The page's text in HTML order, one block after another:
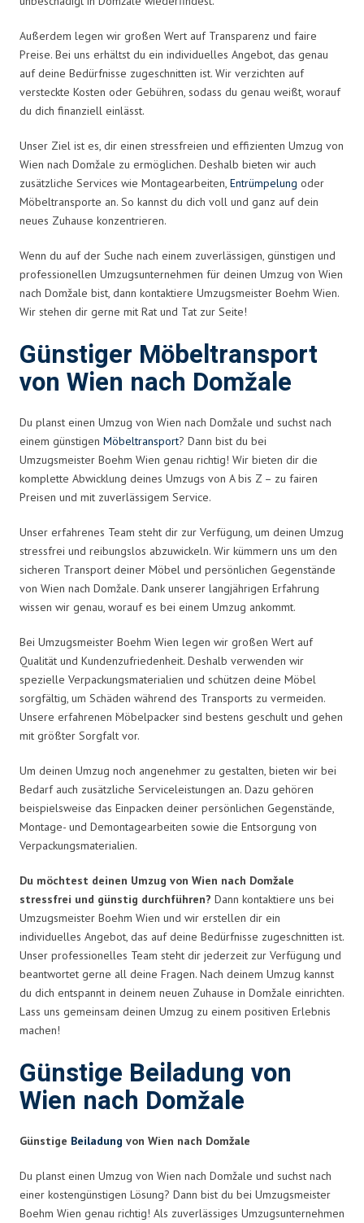
Außerdem legen wir großen Wert auf Transparenz und faire
Preise. Bei uns erhältst du ein individuelles Angebot, das genau
auf deine Bedürfnisse zugeschnitten ist. Wir verzichten auf
versteckte Kosten oder Gebühren, sodass du genau weißt, worauf
du dich finanziell einlässt.
Unser Ziel ist es, dir einen stressfreien und effizienten Umzug von
Wien nach Domžale zu ermöglichen. Deshalb bieten wir auch
zusätzliche Services wie Montagearbeiten, Entrümpelung oder
Möbeltransporte an. So kannst du dich voll und ganz auf dein
neues Zuhause konzentrieren.
Wenn du auf der Suche nach einem zuverlässigen, günstigen und
professionellen Umzugsunternehmen für deinen Umzug von Wien
nach Domžale bist, dann kontaktiere Umzugsmeister Boehm Wien.
Wir stehen dir gerne mit Rat und Tat zur Seite!
Günstiger Möbeltransport
von Wien nach Domžale
Du planst einen Umzug von Wien nach Domžale und suchst nach
einem günstigen Möbeltransport? Dann bist du bei
Umzugsmeister Boehm Wien genau richtig! Wir bieten dir die
komplette Abwicklung deines Umzugs von A bis Z – zu fairen
Preisen und mit zuverlässigem Service.
Unser erfahrenes Team steht dir zur Verfügung, um deinen Umzug
stressfrei und reibungslos abzuwickeln. Wir kümmern uns um den
sicheren Transport deiner Möbel und persönlichen Gegenstände
von Wien nach Domžale. Dank unserer langjährigen Erfahrung
wissen wir genau, worauf es bei einem Umzug ankommt.
Bei Umzugsmeister Boehm Wien legen wir großen Wert auf
Qualität und Kundenzufriedenheit. Deshalb verwenden wir
spezielle Verpackungsmaterialien und schützen deine Möbel
sorgfältig, um Schäden während des Transports zu vermeiden.
Unsere erfahrenen Möbelpacker sind bestens geschult und gehen
mit größter Sorgfalt vor.
Um deinen Umzug noch angenehmer zu gestalten, bieten wir bei
Bedarf auch zusätzliche Serviceleistungen an. Dazu gehören
beispielsweise das Einpacken deiner persönlichen Gegenstände,
Montage- und Demontagearbeiten sowie die Entsorgung von
Verpackungsmaterialien.
Du möchtest deinen Umzug von Wien nach Domžale
stressfrei und günstig durchführen? Dann kontaktiere uns bei
Umzugsmeister Boehm Wien und wir erstellen dir ein
individuelles Angebot, das auf deine Bedürfnisse zugeschnitten ist.
Unser professionelles Team steht dir jederzeit zur Verfügung und
beantwortet gerne all deine Fragen. Nach deinem Umzug kannst
du dich entspannt in deinem neuen Zuhause in Domžale einrichten.
Lass uns gemeinsam deinen Umzug zu einem positiven Erlebnis
machen!
Günstige Beiladung von
Wien nach Domžale
Günstige Beiladung von Wien nach Domžale
Du planst einen Umzug von Wien nach Domžale und suchst nach
einer kostengünstigen Lösung? Dann bist du bei Umzugsmeister
Boehm Wien genau richtig! Als zuverlässiges Umzugsunternehmen